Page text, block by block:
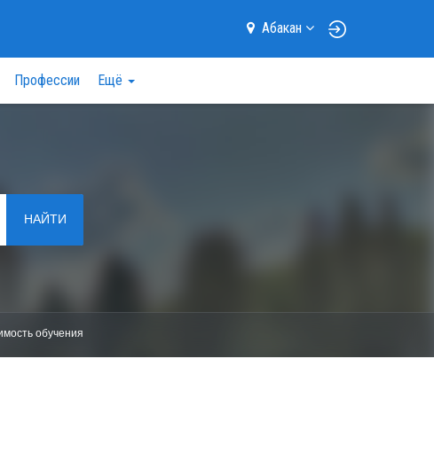
Абакан
Профессии Ещё
НАЙТИ
обучения